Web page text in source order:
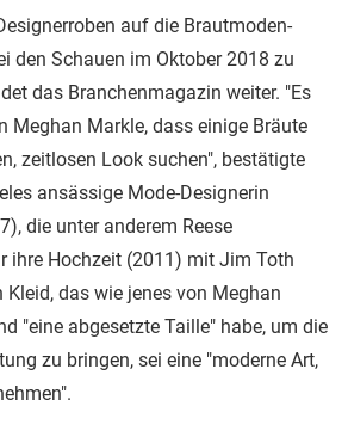
auf die Brautmoden-
den Schauen im Oktober 2018 zu
das Branchenmagazin weiter. "Es
Meghan Markle, dass einige Bräute
zeitlosen Look suchen", bestätigte
ansässige Mode-Designerin
die unter anderem Reese
ihre Hochzeit (2011) mit Jim Toth
Kleid, das wie jenes von Meghan
"eine abgesetzte Taille" habe, um die
zu bringen, sei eine "moderne Art,